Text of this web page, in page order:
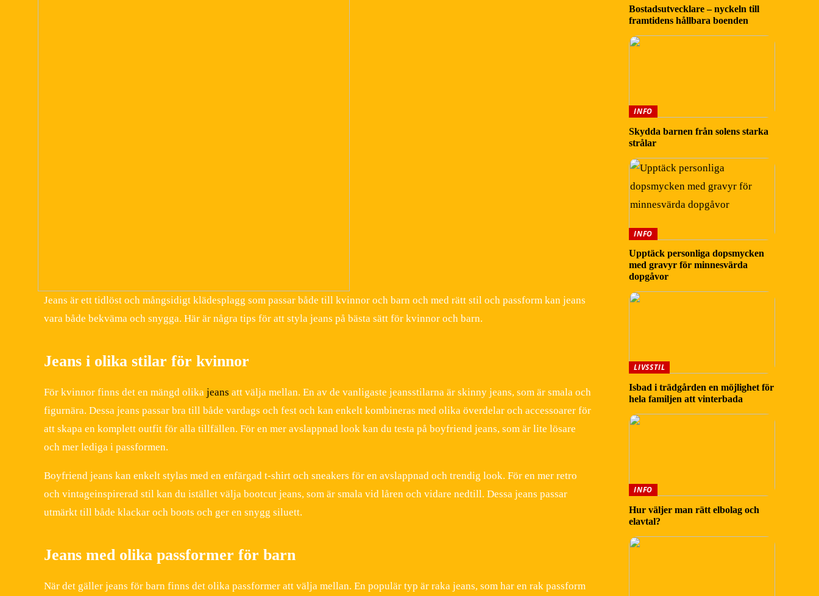
Jeans är ett tidlöst och mångsidigt klädesplagg som passar både till kvinnor och barn och med rätt stil och passform kan jeans
vara både bekväma och snygga. Här är några tips för att styla jeans på bästa sätt för kvinnor och barn.
Jeans i olika stilar för kvinnor
För kvinnor finns det en mängd olika jeans att välja mellan. En av de vanligaste jeansstilarna är skinny jeans, som är smala och
figurnära. Dessa jeans passar bra till både vardags och fest och kan enkelt kombineras med olika överdelar och accessoarer för
att skapa en komplett outfit för alla tillfällen. För en mer avslappnad look kan du testa på boyfriend jeans, som är lite lösare
och mer lediga i passformen.
Boyfriend jeans kan enkelt stylas med en enfärgad t-shirt och sneakers för en avslappnad och trendig look. För en mer retro
och vintageinspirerad stil kan du istället välja bootcut jeans, som är smala vid låren och vidare nedtill. Dessa jeans passar
utmärkt till både klackar och boots och ger en snygg siluett.
Jeans med olika passformer för barn
När det gäller jeans för barn finns det olika passformer att välja mellan. En populär typ är raka jeans, som har en rak passform
Bostadsutvecklare – nyckeln till
framtidens hållbara boenden
INFO
Skydda barnen från solens starka
strålar
INFO
Upptäck personliga dopsmycken
med gravyr för minnesvärda
dopgåvor
LIVSSTIL
Isbad i trädgården en möjlighet för
hela familjen att vinterbada
INFO
Hur väljer man rätt elbolag och
elavtal?